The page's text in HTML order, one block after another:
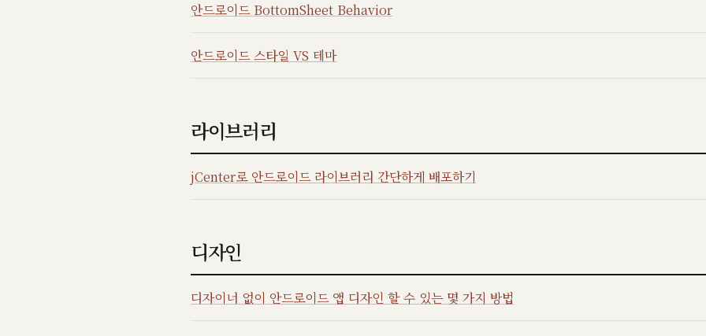
안드로이드 BottomSheet Behavior
안드로이드 스타일 VS 테마
라이브러리
jCenter로 안드로이드 라이브러리 간단하게 배포하기
디자인
디자이너 없이 안드로이드 앱 디자인 할 수 있는 몇 가지 방법